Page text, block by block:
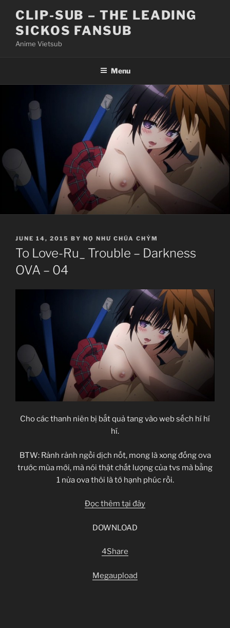
content
CLIP-SUB – THE LEADING
SICKOS FANSUB
Anime Vietsub
Menu
POSTED
ON
JUNE 14, 2015 BY NỢ NHƯ CHÚA CHỶM
To Love-Ru_ Trouble – Darkness
OVA – 04
Cho các thanh niên bị bắt quả tang vào web sếch hí hí
hí.
BTW: Rảnh rảnh ngồi dịch nốt, mong là xong đống ova
trước mùa mới, mà nói thật chất lượng của tvs mà bằng
1 nửa ova thôi là tớ hạnh phúc rồi.
Đọc thêm tại đây
DOWNLOAD
4Share
Megaupload